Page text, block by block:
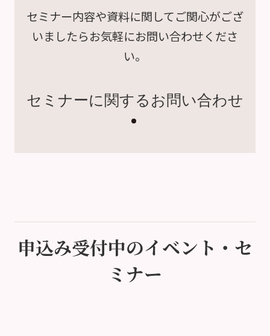
セミナー内容や資料に関してご関心がござ
いましたらお気軽にお問い合わせくださ
い。
セミナーに関するお問い合わせ
申込み受付中のイベント・セ
ミナー